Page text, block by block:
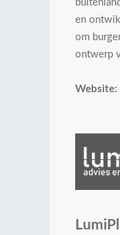
en
om
ontwerp
Website: